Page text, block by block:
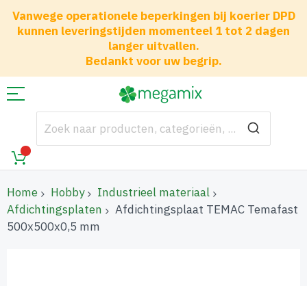
Vanwege operationele beperkingen bij koerier DPD
kunnen leveringstijden momenteel 1 tot 2 dagen
langer uitvallen.
Bedankt voor uw begrip.
Home Hobby
Industrieel materiaal
Afdichtingsplaten
Afdichtingsplaat TEMAC Temafast
500x500x0,5 mm